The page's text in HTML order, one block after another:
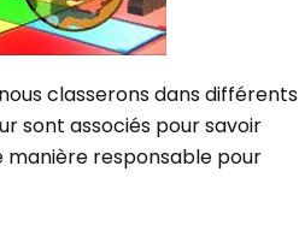
classerons dans différents
sont associés pour savoir
manière responsable pour